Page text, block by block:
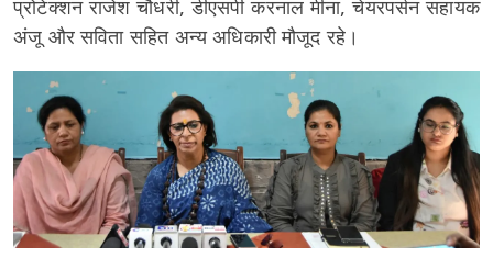
प्रोटेक्शन राजेश चौधरी, डीएसपी करनाल मीना, चेयरपर्सन सहायक
अंजू और सविता सहित अन्य अधिकारी मौजूद रहे।